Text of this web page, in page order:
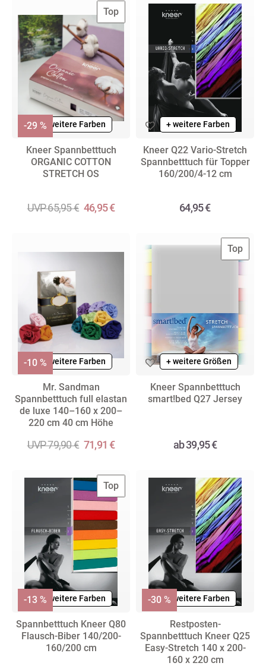
Top
+ weitere Farben
Kneer Spannbetttuch
ORGANIC COTTON
STRETCH OS
UVP 65,95 € 46,95 €
-29 % + weitere Farben
Kneer Q22 Vario-Stretch
Spannbetttuch für Topper
160/200/4-12 cm
64,95 €
+ weitere Farben
Mr. Sandman
Spannbetttuch full elastan
de luxe 140–160 x 200–
220 cm 40 cm Höhe
UVP 79,90 € 71,91 €
-10 %
Top
+ weitere Farben
+ weitere Größen
Kneer Spannbetttuch
smart!bed Q27 Jersey
ab 39,95 €
Top
+ weitere Farben
Spannbetttuch Kneer Q80
Flausch-Biber 140/200-
160/200 cm
-13 % + weitere Farben
Restposten-
Spannbetttuch Kneer Q25
Easy-Stretch 140 x 200-
160 x 220 cm
-30 %